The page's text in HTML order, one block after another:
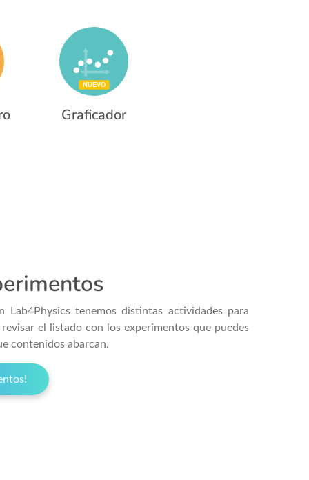
Graficador
Lab4Physics tenemos distintas actividades para
el listado con los experimentos que puedes
contenidos abarcan.